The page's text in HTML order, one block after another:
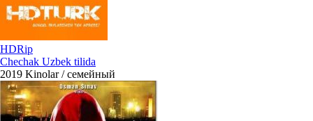
HDRip
Chechak Uzbek tilida
2019 Kinolar / семейный